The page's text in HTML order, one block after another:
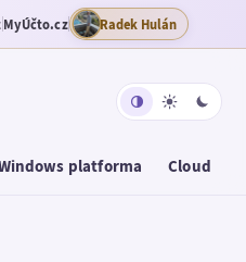
MyÚčto.cz Radek Hulán
platforma Cloud